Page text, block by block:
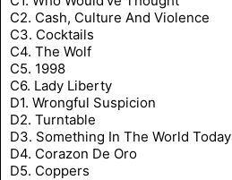
C2. Cash, Culture And Violence
C3. Cocktails
C4. The Wolf
C5. 1998
C6. Lady Liberty
D1. Wrongful Suspicion
D2. Turntable
D3. Something In The World Today
D4. Corazon De Oro
D5. Coppers